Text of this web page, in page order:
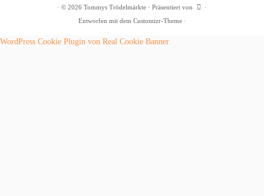
· © 2026 Tommys Trödelmärkte · Präsentiert von
·
Entworfen mit dem Customizr-Theme·
WordPress Cookie Plugin von Real Cookie Banner